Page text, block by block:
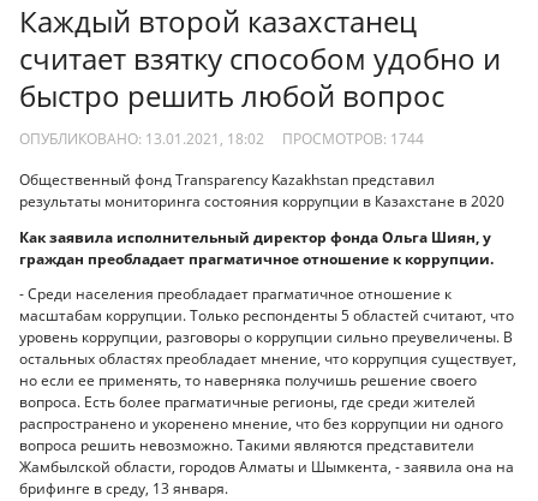
Каждый второй казахстанец
считает взятку способом удобно и
быстро решить любой вопрос
ОПУБЛИКОВАНО: 13.01.2021, 18:02 ПРОСМОТРОВ: 1744
Общественный фонд Transparency Kazakhstan представил
результаты мониторинга состояния коррупции в Казахстане в 2020
Как заявила исполнительный директор фонда Ольга Шиян, у
граждан преобладает прагматичное отношение к коррупции.
- Среди населения преобладает прагматичное отношение к
масштабам коррупции. Только респонденты 5 областей считают, что
уровень коррупции, разговоры о коррупции сильно преувеличены. В
остальных областях преобладает мнение, что коррупция существует,
но если ее применять, то наверняка получишь решение своего
вопроса. Есть более прагматичные регионы, где среди жителей
распространено и укоренено мнение, что без коррупции ни одного
вопроса решить невозможно. Такими являются представители
Жамбылской области, городов Алматы и Шымкента, - заявила она на
брифинге в среду, 13 января.